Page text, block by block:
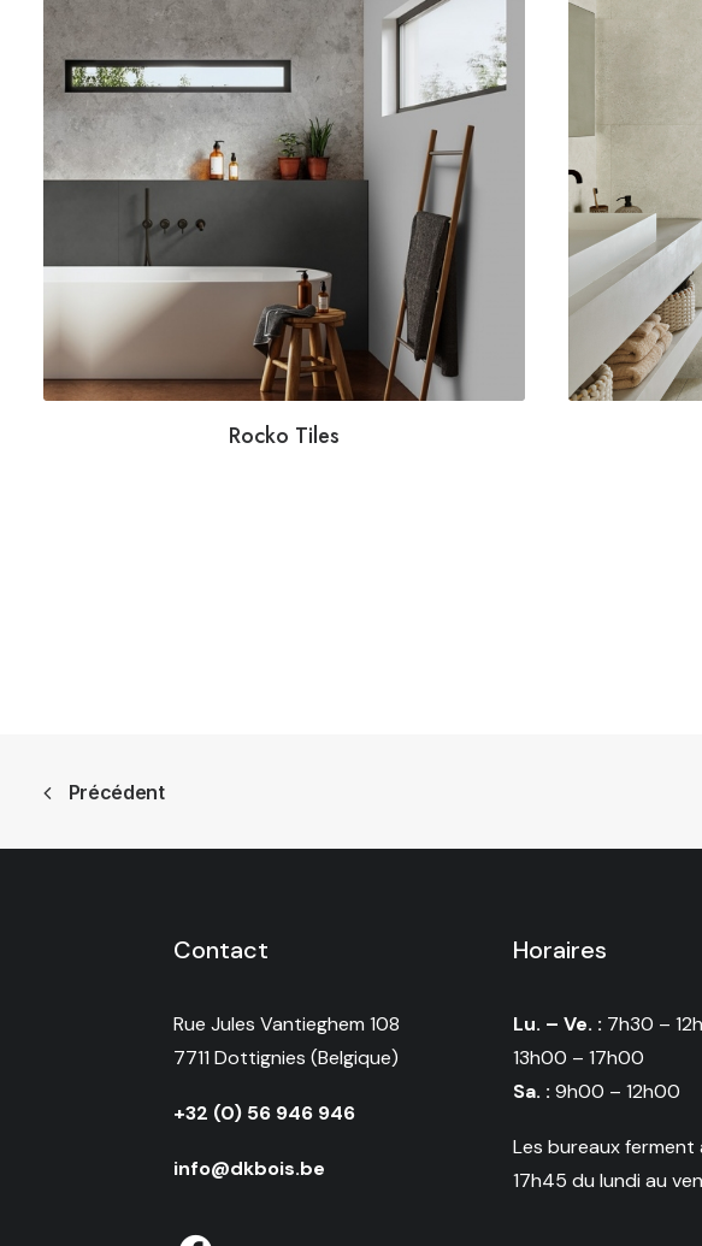
Rocko Tiles
Précédent
Contact
Rue Jules Vantieghem 108
7711 Dottignies (Belgique)
+32 (0) 56 946 946
info@dkbois.be
Horaires
Lu. – Ve. : 7h30 –
13h00 – 17h00
Sa. : 9h00 – 12h00
Les bureaux ferment
17h45 du lundi au